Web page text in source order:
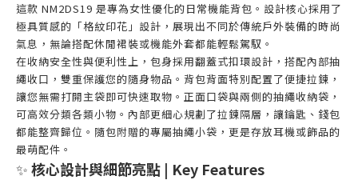
這款 NM2DS19 是專為女性優化的日常機能背包。設計核心採用了
極具質感的「格紋印花」設計，展現出不同於傳統戶外裝備的時尚
氣息，無論搭配休閒裙裝或機能外套都能輕鬆駕馭。
在收納安全性與便利性上，包身採用翻蓋式扣環設計，搭配內部抽
繩收口，雙重保護您的隨身物品。背包背面特別配置了便捷拉鍊，
讓您無需打開主袋即可快速取物。正面口袋與兩側的抽繩收納袋，
可高效分類各類小物。內部更細心規劃了拉鍊隔層，讓鑰匙、錢包
都能整齊歸位。隨包附贈的專屬抽繩小袋，更是存放耳機或飾品的
最萌配件。
✨核心設計與細節亮點 | Key Features